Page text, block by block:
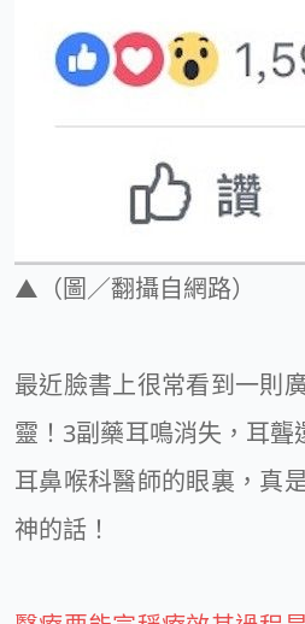
▲（圖／翻攝自網路）
最近臉書上很常看到一則
靈！3副藥耳鳴消失，耳
耳鼻喉科醫師的眼裏，真
神的話！